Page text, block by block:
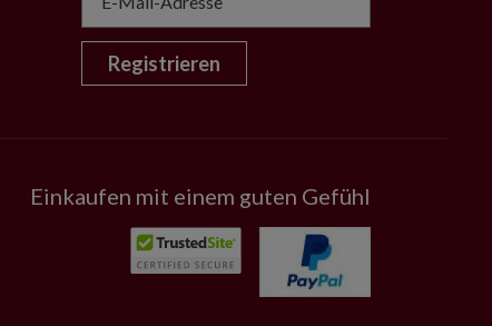
Registrieren
Einkaufen mit einem guten Gefühl